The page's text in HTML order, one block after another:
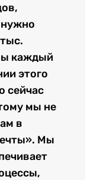
каждый
этого
сейчас
мы не
в
Мы